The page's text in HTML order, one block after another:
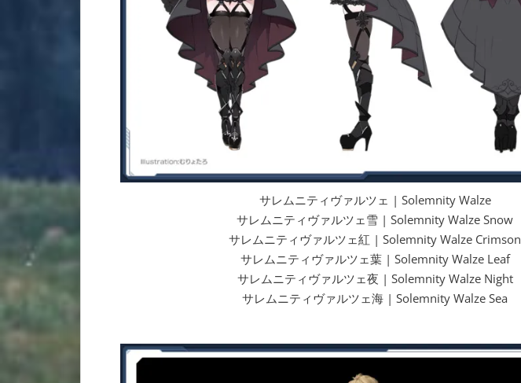
サレムニティヴァルツェ | Solemnity Walze
サレムニティヴァルツェ雪 | Solemnity Walze Snow
サレムニティヴァルツェ紅 | Solemnity Walze Crimson
サレムニティヴァルツェ葉 | Solemnity Walze Leaf
サレムニティヴァルツェ夜 | Solemnity Walze Night
サレムニティヴァルツェ海 | Solemnity Walze Sea